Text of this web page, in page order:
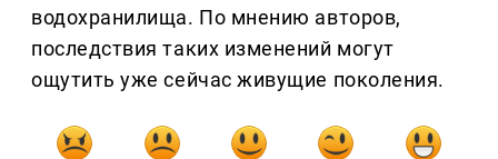
водохранилища. По мнению авторов,
последствия таких изменений могут
ощутить уже сейчас живущие поколения.